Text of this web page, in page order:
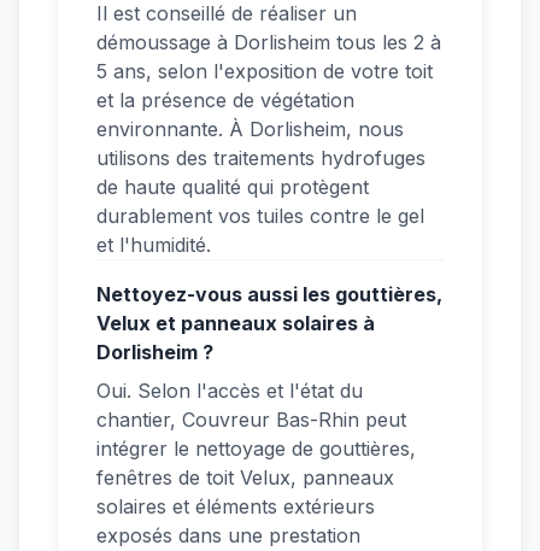
Il est conseillé de réaliser un
démoussage à Dorlisheim tous les 2 à
5 ans, selon l'exposition de votre toit
et la présence de végétation
environnante. À Dorlisheim, nous
utilisons des traitements hydrofuges
de haute qualité qui protègent
durablement vos tuiles contre le gel
et l'humidité.
Nettoyez-vous aussi les gouttières,
Velux et panneaux solaires à
Dorlisheim ?
Oui. Selon l'accès et l'état du
chantier, Couvreur Bas-Rhin peut
intégrer le nettoyage de gouttières,
fenêtres de toit Velux, panneaux
solaires et éléments extérieurs
exposés dans une prestation